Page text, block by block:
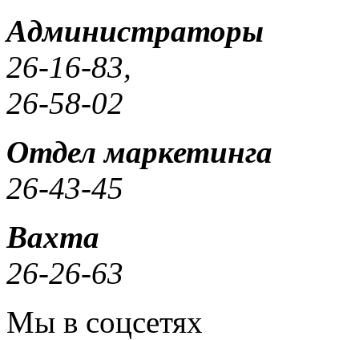
Администраторы
26-16-83,
26-58-02
Отдел маркетинга
26-43-45
Вахта
26-26-63
Мы в соцсетях